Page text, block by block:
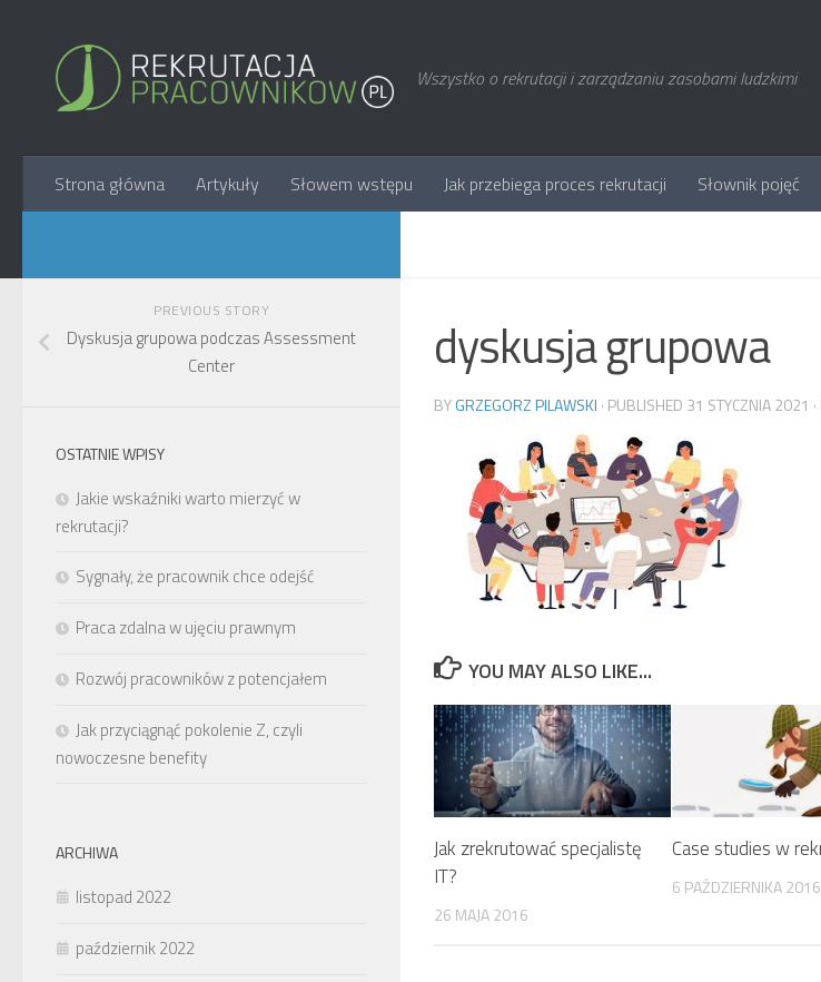
Wszystko o rekrutacji i zarządzaniu zasobami ludzkimi
Strona główna Artykuły Słowem wstępu Jak przebiega proces rekrutacji Słownik pojęć
dyskusja grupowa
BYGRZEGORZ PILAWSKI · PUBLISHED 31 STYCZNIA 2021
YOU MAY ALSO LIKE...
Jak zrekrutować specjalistę
IT?
26 MAJA 2016
Case studies w
6 PAŹDZIERNIKA 2016
PREVIOUS STORY
Dyskusja grupowa podczas Assessment
Center
OSTATNIE WPISY
Jakie wskaźniki warto mierzyć w
rekrutacji?
Sygnały, że pracownik chce odejść
Praca zdalna w ujęciu prawnym
Rozwój pracowników z potencjałem
Jak przyciągnąć pokolenie Z, czyli
nowoczesne benefity
ARCHIWA
listopad 2022
październik 2022